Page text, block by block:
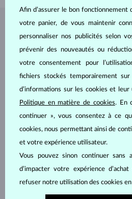
BIJOUX DE
Afin d’assurer le bon fonctionnement
votre panier, de vous maintenir
personnaliser nos publicités selon
prévenir des nouveautés ou
votre consentement pour
fichiers stockés temporairement
d’informations sur les cookies et
Politique en matière de cookies. En
continuer », vous consentez à ce
cookies, nous permettant ainsi de
et votre expérience utilisateur.
Vous pouvez sinon continuer sans
d’impacter votre expérience
refuser notre utilisation des cookies